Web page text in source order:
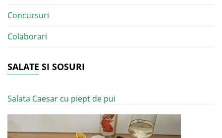
Concursuri
Colaborari
SALATE SI SOSURI
Salata Caesar cu piept de pui